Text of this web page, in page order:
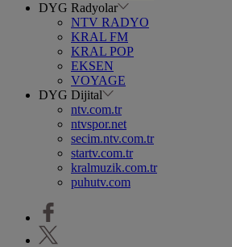
DYG Radyolar
NTV RADYO
KRAL FM
KRAL POP
EKSEN
VOYAGE
DYG Dijital
ntv.com.tr
ntvspor.net
secim.ntv.com.tr
startv.com.tr
kralmuzik.com.tr
puhutv.com